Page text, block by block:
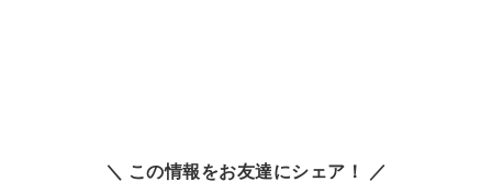
＼ この情報をお友達にシェア！ ／